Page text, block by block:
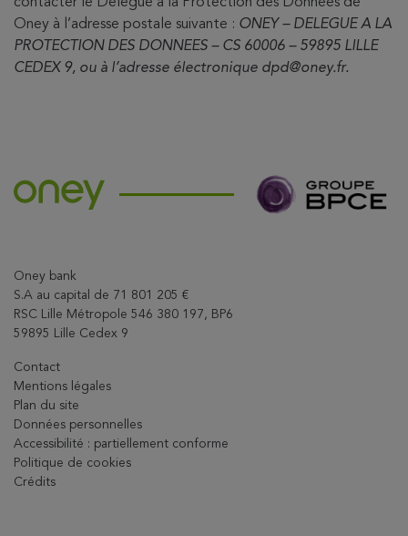
Oney à l’adresse postale suivante : ONEY – DELEGUE A LA
PROTECTION DES DONNEES – CS 60006 – 59895 LILLE
CEDEX 9, ou à l’adresse électronique dpd@oney.fr.
Oney bank
S.A au capital de 71 801 205 €
RSC Lille Métropole 546 380 197, BP6
59895 Lille Cedex 9
Contact
Mentions légales
Plan du site
Données personnelles
Accessibilité : partiellement conforme
Politique de cookies
Crédits